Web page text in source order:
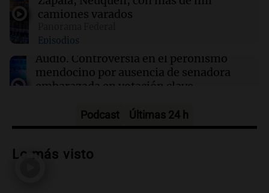
para astronautas en misiones prolongadas
17:31 Ciencia
Científicos de UCLA logran guiar el calor como
si fuera luz a temperatura ambiente
camiones varados
Episodios
Audio. Controversia en el peronismo
mendocino por ausencia de senadora
embarazada en votación clave
Audio.Mateo Bouniba, joven de Villa
en Estados Unidos
Podcast Últimas 24 h
Lo más visto